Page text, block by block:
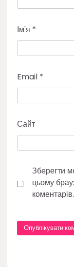
Ім'я *
Email *
Сайт
Зберегти
цьому
коментарів.